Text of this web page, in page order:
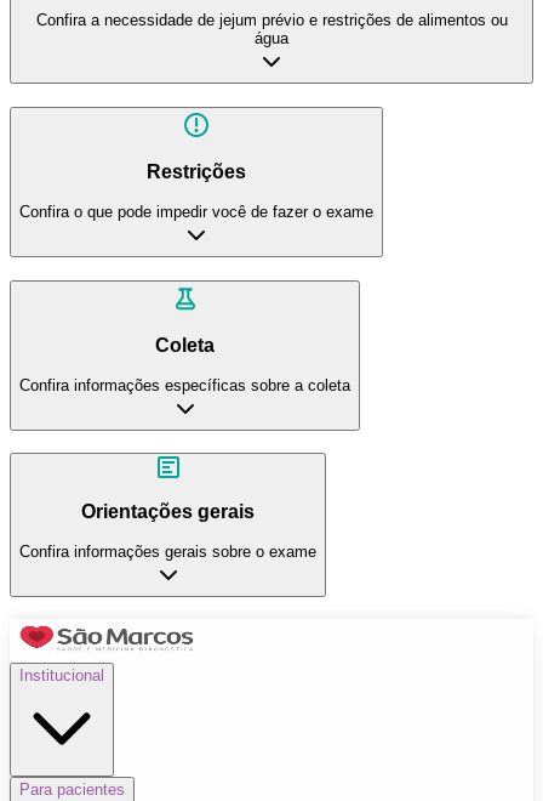
Confira a necessidade de jejum prévio e restrições de alimentos ou
água
Restrições
Confira o que pode impedir você de fazer o exame
Coleta
Confira informações específicas sobre a coleta
Orientações gerais
Confira informações gerais sobre o exame
Institucional
Para pacientes